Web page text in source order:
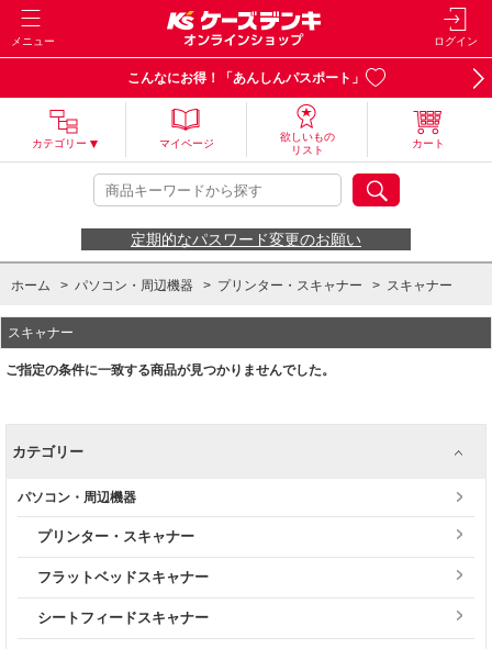
メニュー ログイン
こんなにお得！「あんしんパスポート」
カテゴリー マイページ
欲しいもの
リスト
カート
定期的なパスワード変更のお願い
ホーム > パソコン・周辺機器 > プリンター・スキャナー > スキャナー
スキャナー
ご指定の条件に一致する商品が見つかりませんでした。
カテゴリー
パソコン・周辺機器
プリンター・スキャナー
フラットベッドスキャナー
シートフィードスキャナー